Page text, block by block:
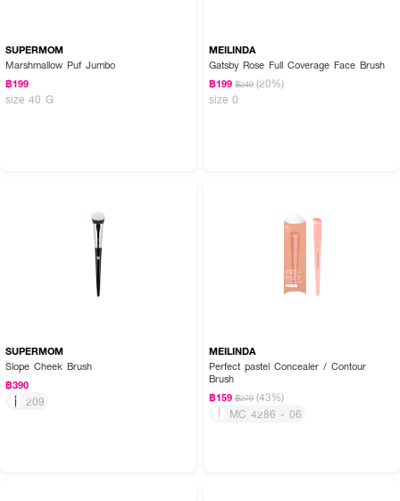
SUPERMOM
Marshmallow Puf Jumbo
฿199
size 40 G
MEILINDA
Gatsby Rose Full Coverage Face Brush
฿199 ฿249 (20%)
size 0
SUPERMOM
Slope Cheek Brush
฿390
209
MEILINDA
Perfect pastel Concealer / Contour
Brush
฿159 ฿279 (43%)
MC 4286 - 06